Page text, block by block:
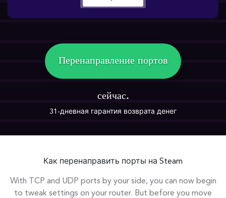
Перенаправление портов
сейчас.
31-дневная гарантия возврата денег
Как перенаправить порты на Steam
With TCP and UDP ports by your side, you can now begin
to tweak settings on your router. But before you move